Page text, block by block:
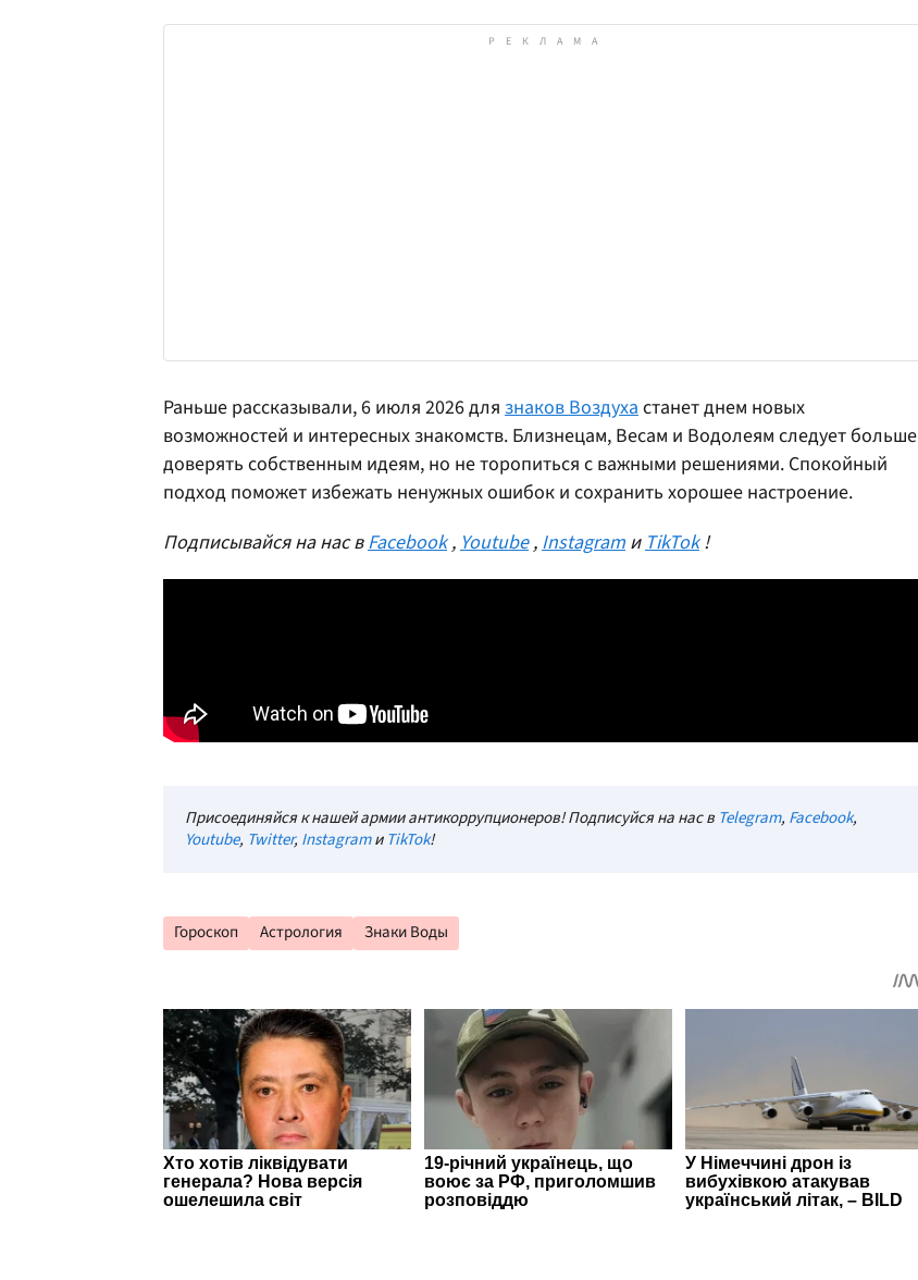
Раньше рассказывали, 6 июля 2026 для знаков Воздуха станет днем новых
возможностей и интересных знакомств. Близнецам, Весам и Водолеям следует больше
доверять собственным идеям, но не торопиться с важными решениями. Спокойный
подход поможет избежать ненужных ошибок и сохранить хорошее настроение.
Подписывайся на нас в Facebook , Youtube , Instagram и TikTok !
Присоединяйся к нашей армии антикоррупционеров! Подписуйся на нас в Telegram, Facebook,
Youtube, Twitter, InstagramиTikTok!
Гороскоп Астрология Знаки Воды